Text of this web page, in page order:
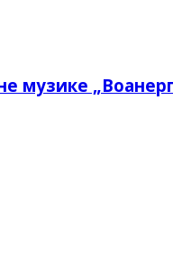
музике